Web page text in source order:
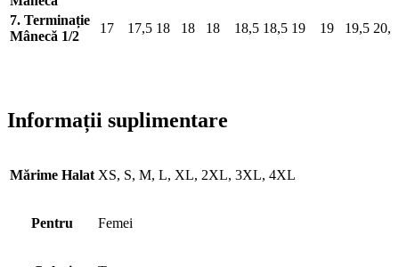
7. Terminație
Mânecă 1/2
17 17,5 18 18 18 18,5 18,5 19 19 19,5 20,5
Informații suplimentare
Mărime Halat XS, S, M, L, XL, 2XL, 3XL, 4XL
Pentru Femei